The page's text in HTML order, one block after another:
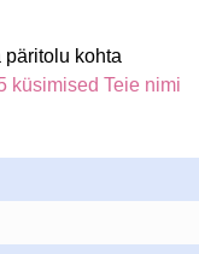
kohta
küsimised Teie nimi